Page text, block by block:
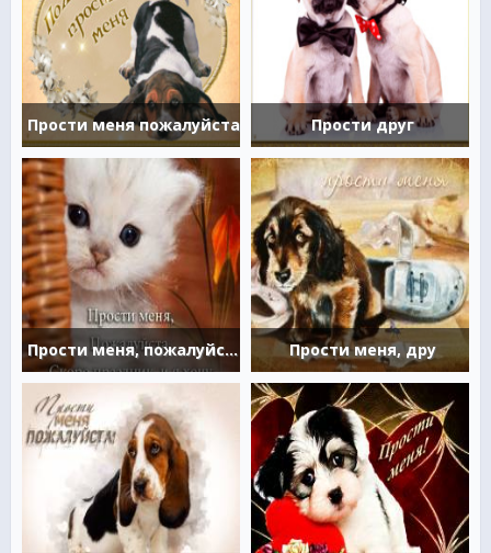
Прости меня пожалуйста Прости друг
Прости меня, пожалуйста Прости меня, дру